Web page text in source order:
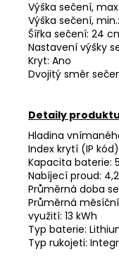
Výška sečení,
Výška sečení,
Šířka sečení: 24
Nastavení výšky
Kryt: Ano
Dvojitý směr
Detaily produktu
Hladina
Index krytí (IP
Kapacita baterie:
Nabíjecí proud:
Průměrná doba
Průměrná
využití: 13 kWh
Typ baterie:
Typ rukojeti: